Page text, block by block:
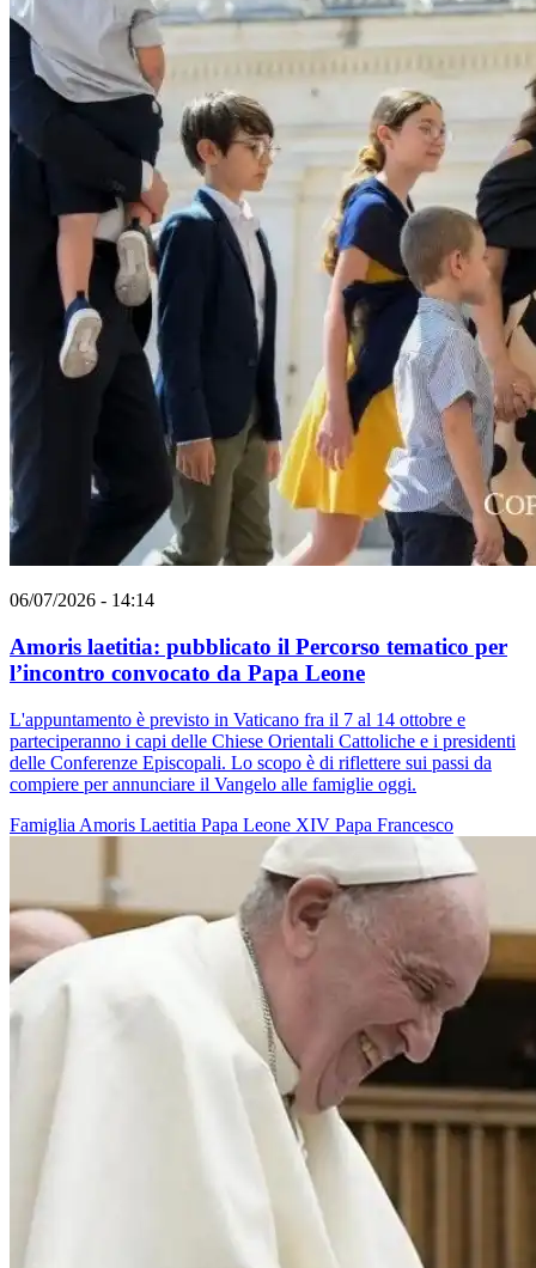
06/07/2026 - 14:14
Amoris laetitia: pubblicato il Percorso tematico per
l’incontro convocato da Papa Leone
L'appuntamento è previsto in Vaticano fra il 7 al 14 ottobre e
parteciperanno i capi delle Chiese Orientali Cattoliche e i presidenti
delle Conferenze Episcopali. Lo scopo è di riflettere sui passi da
compiere per annunciare il Vangelo alle famiglie oggi.
Famiglia Amoris Laetitia Papa Leone XIV Papa Francesco